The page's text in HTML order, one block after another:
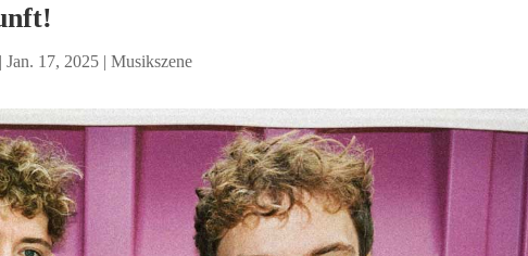
|Jan. 17, 2025 |Musikszene